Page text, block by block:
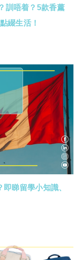
訓唔着？5款香薰
綴生活！
睇留學小知識、